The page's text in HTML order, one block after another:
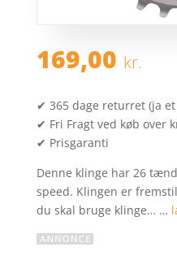
169,00 kr.
✔ 365 dage returret (ja
✔ Fri Fragt ved køb over
✔ Prisgaranti
Denne klinge har 26
speed. Klingen er
du skal bruge klinge… …